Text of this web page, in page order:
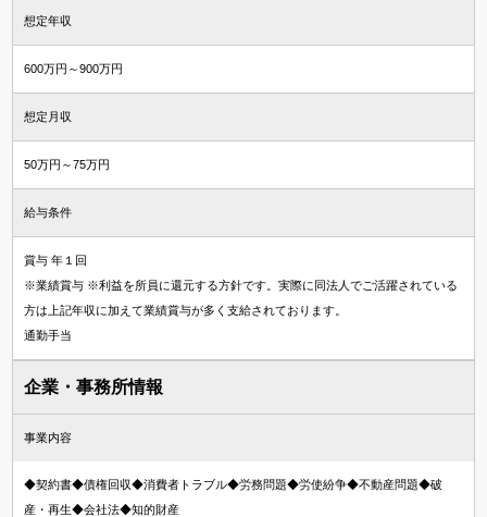
想定年収
600万円～900万円
想定月収
50万円～75万円
給与条件
賞与 年１回
※業績賞与 ※利益を所員に還元する方針です。実際に同法人でご活躍されている
方は上記年収に加えて業績賞与が多く支給されております。
通勤手当
企業・事務所情報
事業内容
◆契約書◆債権回収◆消費者トラブル◆労務問題◆労使紛争◆不動産問題◆破
産・再生◆会社法◆知的財産